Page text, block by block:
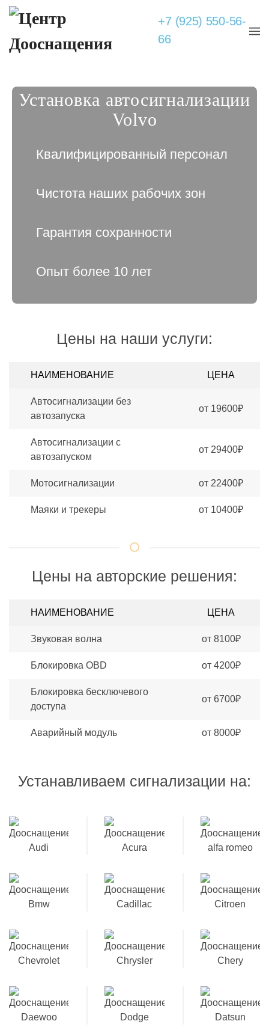
+7 (925) 550-56-
66
Установка автосигнализации
Volvo
Квалифицированный персонал
Чистота наших рабочих зон
Гарантия сохранности
Опыт более 10 лет
Цены на наши услуги:
НАИМЕНОВАНИЕ ЦЕНА
Автосигнализации без
автозапуска
от 19600₽
Автосигнализации c
автозапуском
от 29400₽
Мотосигнализации от 22400₽
Маяки и трекеры от 10400₽
Цены на авторские решения:
НАИМЕНОВАНИЕ ЦЕНА
Звуковая волна от 8100₽
Блокировка OBD от 4200₽
Блокировка бесключевого
доступа
от 6700₽
Аварийный модуль от 8000₽
Устанавливаем сигнализации на: